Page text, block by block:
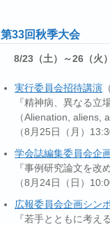
第33回秋季大会
8/23（土）～26（火
実行委員会招待講演
『精神病、異なる立
（Alienation, aliens,
（8月25日（月）
学会誌編集委員会企
『事例研究論文を改
（8月24日（日）
広報委員会企画シン
『若手とともに考え